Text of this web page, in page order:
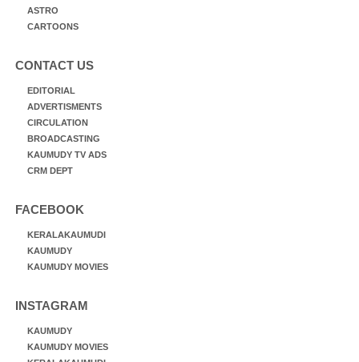
ASTRO
CARTOONS
CONTACT US
EDITORIAL
ADVERTISMENTS
CIRCULATION
BROADCASTING
KAUMUDY TV ADS
CRM DEPT
FACEBOOK
KERALAKAUMUDI
KAUMUDY
KAUMUDY MOVIES
INSTAGRAM
KAUMUDY
KAUMUDY MOVIES